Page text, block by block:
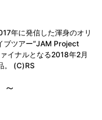
年に発信した渾身のオリ
ブツアー“JAM Project
イナルとなる2018年2月
。 (C)RS